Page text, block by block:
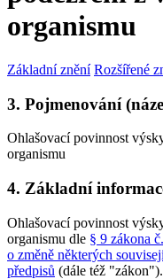
organismu
Základní znění Rozšířené
3. Pojmenování
Ohlašovací povinnost
organismu
4. Základní
Ohlašovací povinnost
organismu dle § 9 zákona
o změně některých
předpisů (dále též "zákon").